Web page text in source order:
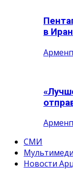
в
СМИ
Новости